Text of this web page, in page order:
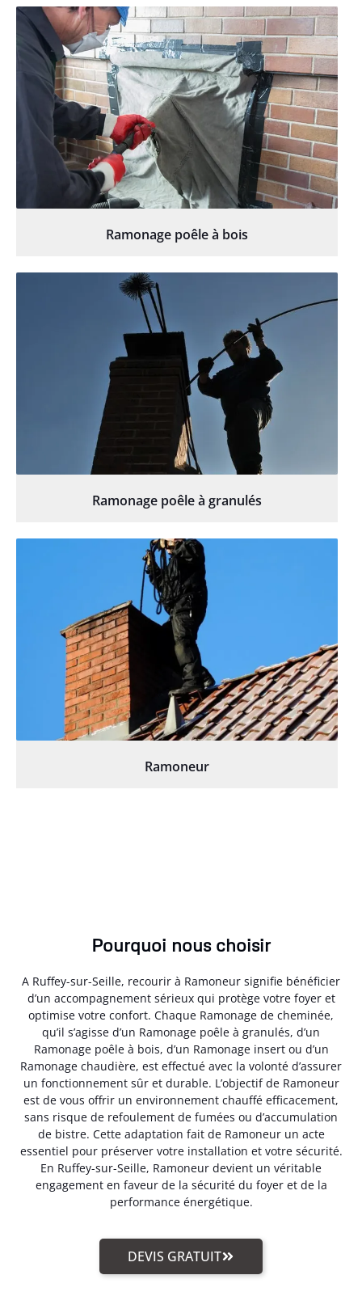
Ramonage poêle à bois
Ramonage poêle à granulés
Ramoneur
Pourquoi nous choisir
A Ruffey-sur-Seille, recourir à Ramoneur signifie bénéficier
d’un accompagnement sérieux qui protège votre foyer et
optimise votre confort. Chaque Ramonage de cheminée,
qu’il s’agisse d’un Ramonage poêle à granulés, d’un
Ramonage poêle à bois, d’un Ramonage insert ou d’un
Ramonage chaudière, est effectué avec la volonté d’assurer
un fonctionnement sûr et durable. L’objectif de Ramoneur
est de vous offrir un environnement chauffé efficacement,
sans risque de refoulement de fumées ou d’accumulation
de bistre. Cette adaptation fait de Ramoneur un acte
essentiel pour préserver votre installation et votre sécurité.
En Ruffey-sur-Seille, Ramoneur devient un véritable
engagement en faveur de la sécurité du foyer et de la
performance énergétique.
DEVIS GRATUIT